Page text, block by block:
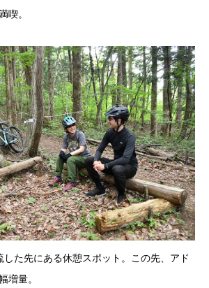
喫。
た先にある休憩スポット。この先、アド
増量。